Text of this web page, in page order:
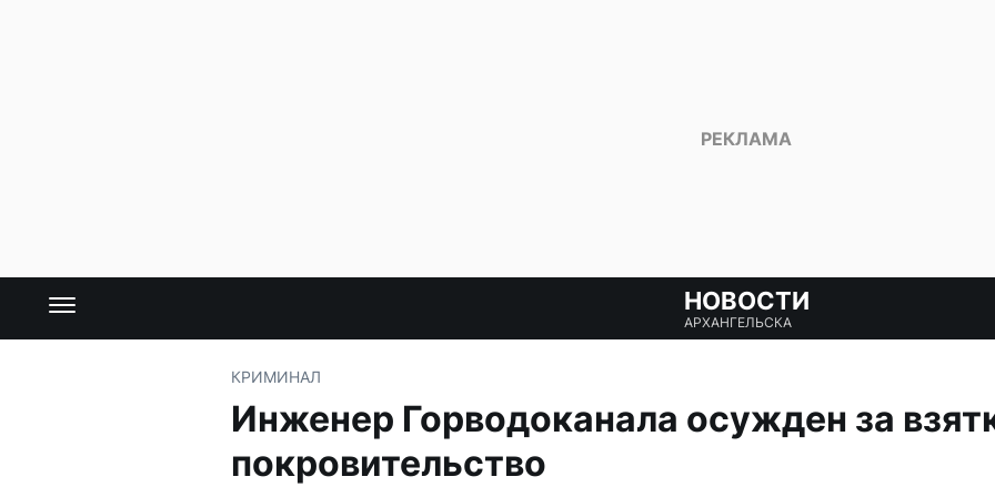
НОВОСТИ
АРХАНГЕЛЬСКА
КРИМИНАЛ
Инженер Горводоканала осужден за
покровительство